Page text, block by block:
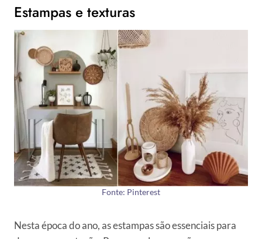
Estampas e texturas
Fonte: Pinterest
Nesta época do ano, as estampas são essenciais para